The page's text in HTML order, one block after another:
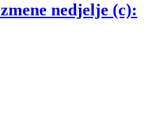
nedjelje (c):